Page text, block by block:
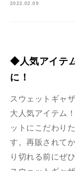
2022.02.09
◆人気アイテ
に！
スウェットギャ
大人気アイテム
ットにこだわり
す。再販されて
り切れる前にぜ